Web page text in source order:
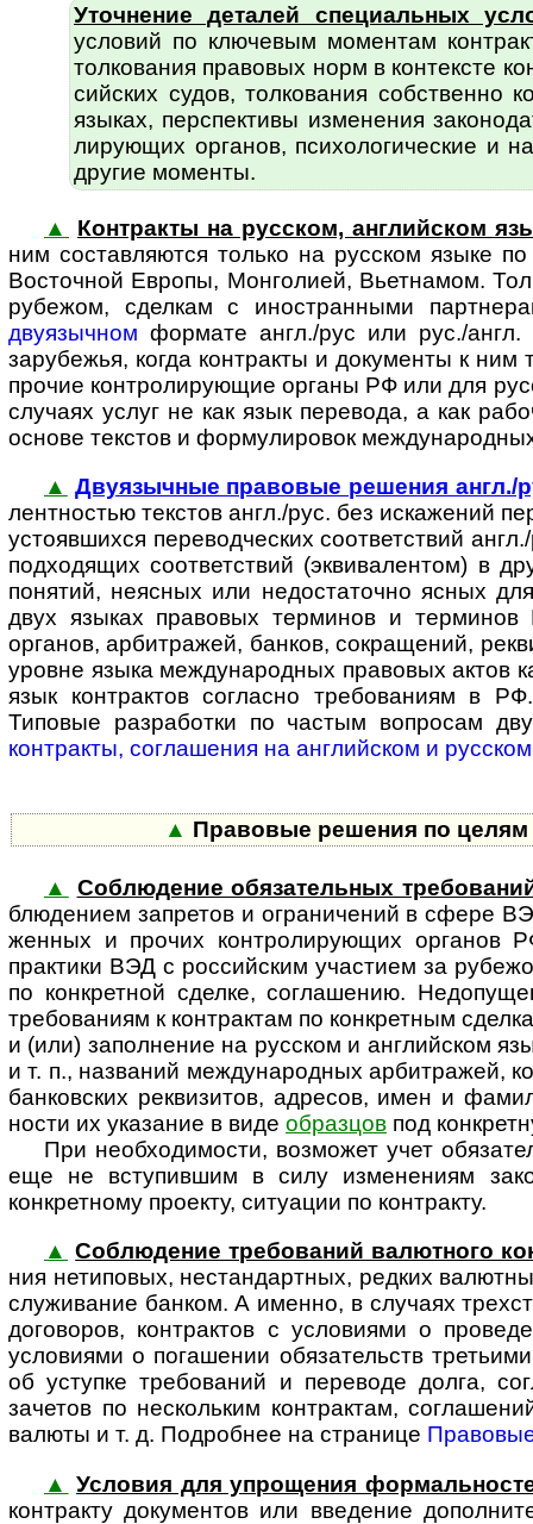
Уточнение деталей специальных
условий по ключевым моментам
толко­вания правовых норм в контексте
сий­ских судов, толкования собственно
языках, перспективы изменения
лирующих органов, психоло­гические и
другие моменты.
▲
Контракты на русском, английском
ним состав­ляются только на русском языке
Восточной Европы, Монголией, Вьетнамом.
рубежом, сделкам с ино­стран­ными
двуязычном формате англ./рус или рус./
зарубежья, когда контракты и документы к
прочие контро­ли­рующие органы РФ или для
случаях услуг не как язык перевода, а как
основе текстов и форму­ли­ровок
▲ Двуязычные правовые решения англ./
лен­т­нос­тью текстов англ./рус. без искажений
устояв­шихся пере­вод­ческих соответствий
под­ходящих соответствий (эквивалентом) в
понятий, неясных или недоста­точно ясных
двух языках правовых терминов и
органов, арбитражей, банков, сокращений,
уровне языка между­народных правовых актов
язык контрактов согласно требо­ваниям в
Типовые разработки по частым вопросам
контракты, соглашения на англий­ском и
▲ Правовые решения по целям
▲
Соблюдение обязательных
блю­де­ни­ем запретов и ограни­чений в сфере
женных и прочих конт­ро­ли­ру­ю­щих органов
практики ВЭД с рос­сий­ским участием за
по конкретной сделке, соглашению.
требованиям к контрактам по конкретным
и (или) заполнение на русском и английском
и т. п., названий между­на­род­ных арбитражей,
банковских реквизитов, адресов, имен и
ности их указание в виде образцов под
При необходимости, возможет учет
еще не вступившим в силу изменениям
конкретному проекту, ситуации по контракту.
▲ Соблюдение требований валютного
ния нетиповых, нестандартных, редких
слу­жи­ва­ние банком. А именно, в случаях
договоров, контрактов с условиями о
условиями о погашении обязательств
об уступке требований и переводе долга,
зачетов по нескольким контрактам,
валюты и т. д. Подробнее на странице
▲ Условия для упрощения
кон­т­рак­ту документов или введение